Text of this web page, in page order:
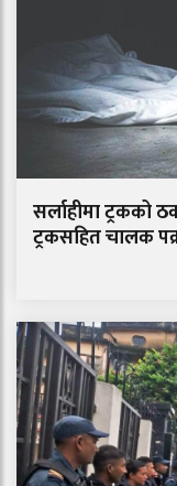
सर्लाहीमा ट्रकको
ट्रकसहित चालक